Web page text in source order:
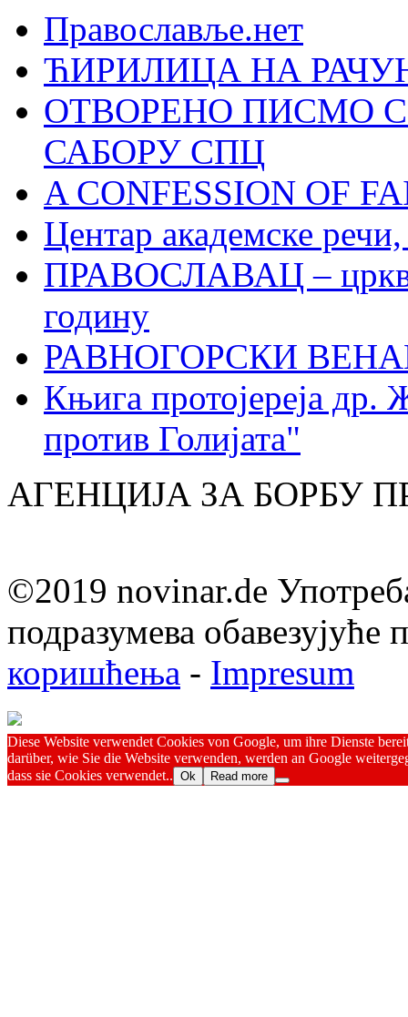
Православље.нет
ЋИРИЛИЦА НА
ОТВОРЕНО ПИСМО
САБОРУ СПЦ
A CONFESSION OF
Центар академске
ПРАВОСЛАВАЦ –
годину
РАВНОГОРСКИ
Књига протојереја др.
против Голијата"
АГЕНЦИЈА ЗА БОРБУ
©2019 novinar.de
подразумева обавезујуће
коришћења - Impresum
Diese Website verwendet Cookies von Google, um ihre Dienste
darüber, wie Sie die Website verwenden, werden an Google
dass sie Cookies verwendet.. Ok Read more